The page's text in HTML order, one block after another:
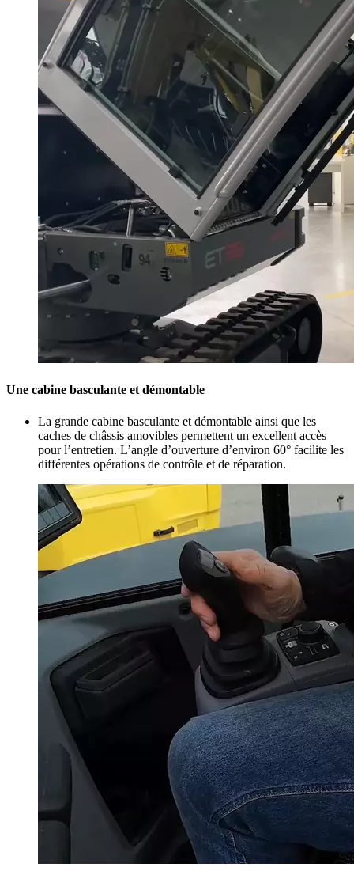
Une cabine basculante et démontable
La grande cabine basculante et démontable ainsi que les
caches de châssis amovibles permettent un excellent accès
pour l’entretien. L’angle d’ouverture d’environ 60° facilite les
différentes opérations de contrôle et de réparation.